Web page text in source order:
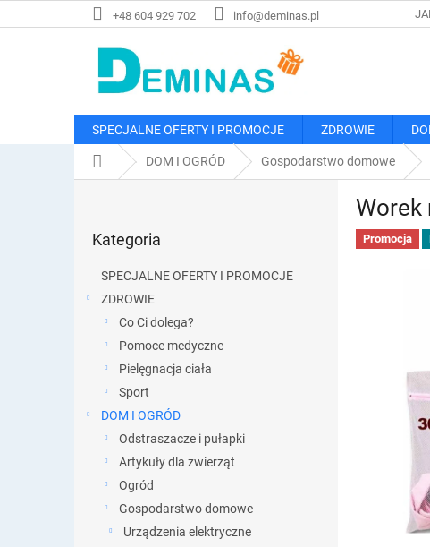
do
+48 604 929 702 info@deminas.pl
SPECJALNE OFERTY I PROMOCJE ZDROWIE
Home DOM I OGRÓD Gospodarstwo domowe
kategorie
Kategoria
SPECJALNE OFERTY I PROMOCJE
ZDROWIE
Co Ci dolega?
Pomoce medyczne
Pielęgnacja ciała
Sport
DOM I OGRÓD
Odstraszacze i pułapki
Artykuły dla zwierząt
Ogród
Gospodarstwo domowe
Urządzenia elektryczne
Worek
Promocja